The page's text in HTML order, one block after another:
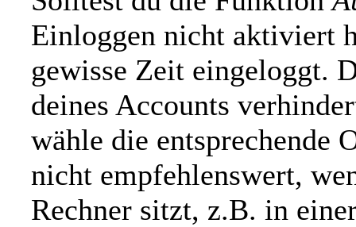
Einloggen nicht aktiviert
gewisse Zeit eingeloggt.
deines Accounts
wähle die entsprechende
nicht empfehlenswert,
Rechner sitzt, z.B. in